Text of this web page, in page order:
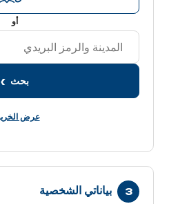
بحث
أو
عرض
بياناتي الشخصية